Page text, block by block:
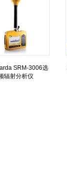
SRM-3006选
辐射分析仪